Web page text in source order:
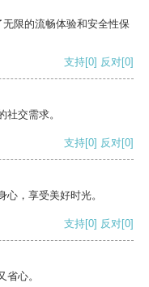
限的流畅体验和安全性保
支持[0] 反对[0]
交需求。
支持[0] 反对[0]
，享受美好时光。
支持[0] 反对[0]
心。